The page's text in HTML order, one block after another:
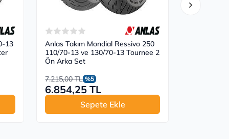
13
Anlas Takım Mondial Ressivo 250
110/70-13 ve 130/70-13 Tournee 2
Ön Arka Set
7.215,00 TL %5
6.854,25 TL
Sepete Ekle